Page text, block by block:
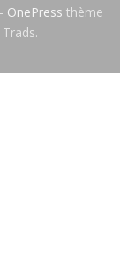
OnePress thème